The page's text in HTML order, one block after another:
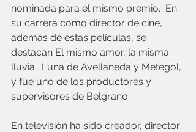
nominada para el mismo premio.  En
su carrera como director de cine,
además de estas películas, se
destacan El mismo amor, la misma
lluvia;  Luna de Avellaneda y Metegol,
y fue uno de los productores y
supervisores de Belgrano.
En televisión ha sido creador, director